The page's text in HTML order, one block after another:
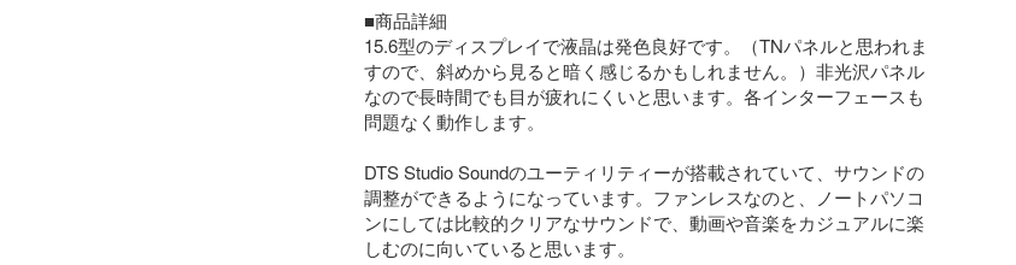
■商品詳細
15.6型のディスプレイで液晶は発色良好です。（TNパネルと思われま
すので、斜めから見ると暗く感じるかもしれません。）非光沢パネル
なので長時間でも目が疲れにくいと思います。各インターフェースも
問題なく動作します。
DTS Studio Soundのユーティリティーが搭載されていて、サウンドの
調整ができるようになっています。ファンレスなのと、ノートパソコ
ンにしては比較的クリアなサウンドで、動画や音楽をカジュアルに楽
しむのに向いていると思います。